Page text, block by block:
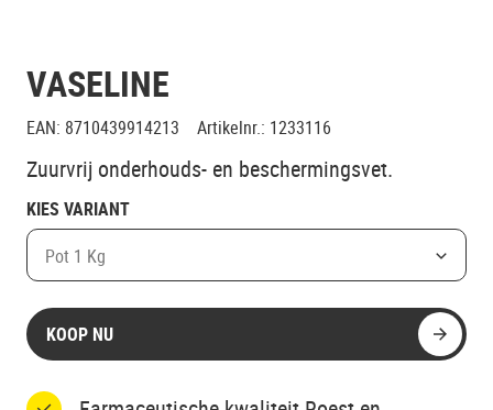
VASELINE
EAN: 8710439914213 Artikelnr.: 1233116
Zuurvrij onderhouds- en beschermingsvet.
KIES VARIANT
Pot 1 Kg
KOOP NU